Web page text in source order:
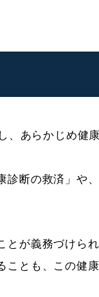
、あらかじめ健
診断の救済」や
とが義務づけられ
ことも、この健